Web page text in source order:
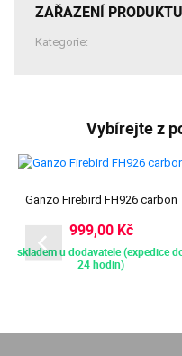
ZAŘAZENÍ PRODUKTU
Kategorie:
Vybírejte z
Ganzo Firebird FH926 carbon
999,00 Kč
skladem u dodavatele (expedice
24 hodin)